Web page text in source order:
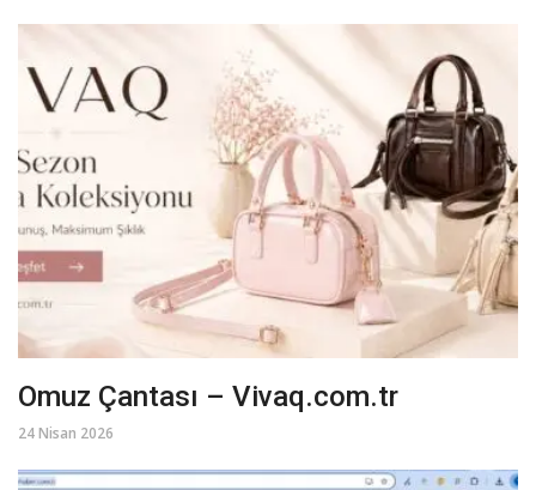
Omuz Çantası – Vivaq.com.tr
24 Nisan 2026